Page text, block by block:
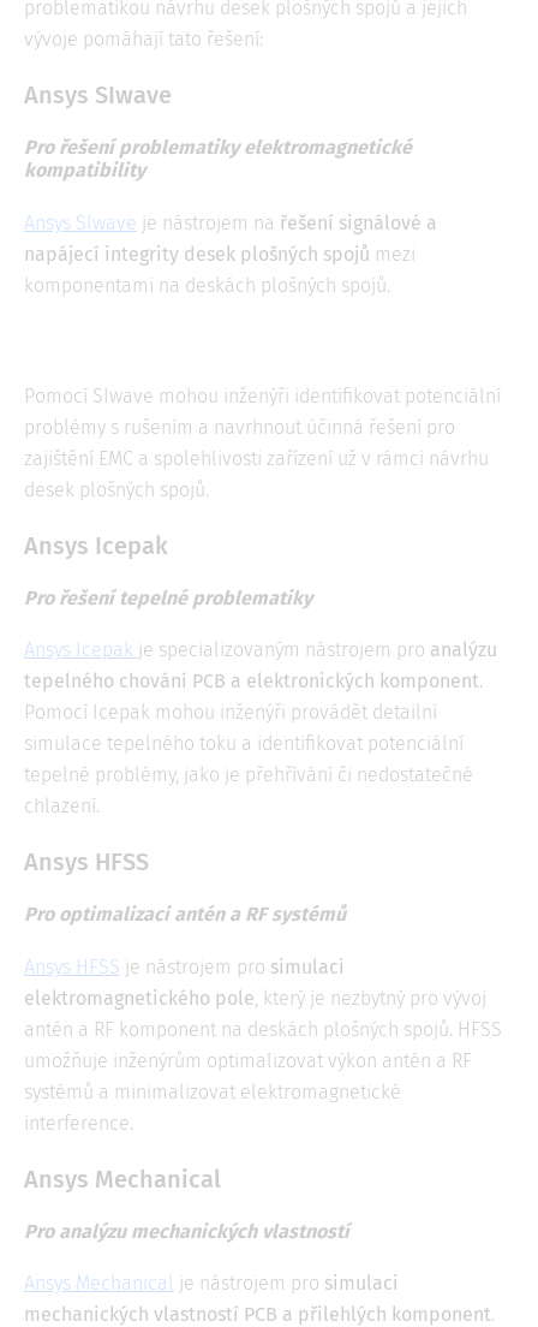
problematikou návrhu desek plošných spojů a jejich
vývoje pomáhají tato řešení:
Ansys SIwave
Pro řešení problematiky elektromagnetické
kompatibility
Ansys SIwave je nástrojem na řešení signálové a
napájecí integrity desek plošných spojů mezi
komponentami na deskách plošných spojů.
Pomocí SIwave mohou inženýři identifikovat potenciální
problémy s rušením a navrhnout účinná řešení pro
zajištění EMC a spolehlivosti zařízení už v rámci návrhu
desek plošných spojů.
Ansys Icepak
Pro řešení tepelné problematiky
Ansys Icepak je specializovaným nástrojem pro analýzu
tepelného chování PCB a elektronických komponent.
Pomocí Icepak mohou inženýři provádět detailní
simulace tepelného toku a identifikovat potenciální
tepelné problémy, jako je přehřívání či nedostatečné
chlazení.
Ansys HFSS
Pro optimalizaci antén a RF systémů
Ansys HFSS je nástrojem pro simulaci
elektromagnetického pole , který je nezbytný pro vývoj
antén a RF komponent na deskách plošných spojů. HFSS
umožňuje inženýrům optimalizovat výkon antén a RF
systémů a minimalizovat elektromagnetické
interference.
Ansys Mechanical
Pro analýzu mechanických vlastností
Ansys Mechanical je nástrojem pro simulaci
mechanických vlastností PCB a přilehlých komponent.